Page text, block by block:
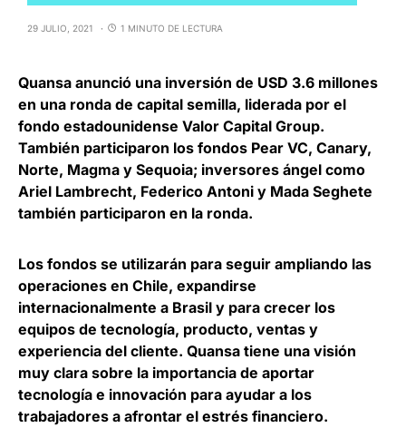
29 JULIO, 2021 1 MINUTO DE LECTURA
Quansa anunció una inversión de USD 3.6 millones
en una ronda de capital semilla, liderada por el
fondo estadounidense Valor Capital Group.
También participaron los fondos Pear VC, Canary,
Norte, Magma y Sequoia; inversores ángel como
Ariel Lambrecht, Federico Antoni y Mada Seghete
también participaron en la ronda.
Los fondos se utilizarán para seguir ampliando las
operaciones en Chile, expandirse
internacionalmente a Brasil y para crecer los
equipos de tecnología, producto, ventas y
experiencia del cliente. Quansa tiene una visión
muy clara sobre la importancia de aportar
tecnología e innovación para ayudar a los
trabajadores a afrontar el estrés financiero.